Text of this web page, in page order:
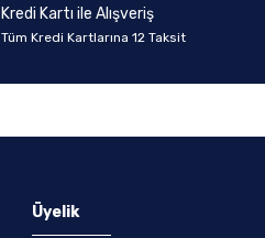
Kredi Kartı ile Alışveriş
Tüm Kredi Kartlarına 12 Taksit
Üyelik